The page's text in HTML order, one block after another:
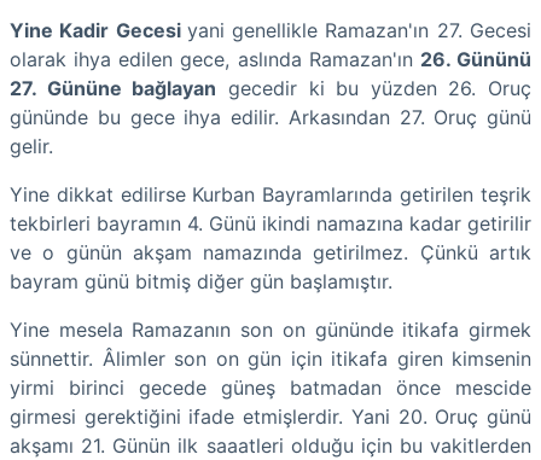
Yine Kadir Gecesi yani genellikle Ramazan'ın 27. Gecesi
olarak ihya edilen gece, aslında Ramazan'ın 26. Gününü
27. Gününe bağlayan gecedir ki bu yüzden 26. Oruç
gününde bu gece ihya edilir. Arkasından 27. Oruç günü
gelir.
Yine dikkat edilirse Kurban Bayramlarında getirilen teşrik
tekbirleri bayramın 4. Günü ikindi namazına kadar getirilir
ve o günün akşam namazında getirilmez. Çünkü artık
bayram günü bitmiş diğer gün başlamıştır.
Yine mesela Ramazanın son on gününde itikafa girmek
sünnettir. Âlimler son on gün için itikafa giren kimsenin
yirmi birinci gecede güneş batmadan önce mescide
girmesi gerektiğini ifade etmişlerdir. Yani 20. Oruç günü
akşamı 21. Günün ilk saaatleri olduğu için bu vakitlerden